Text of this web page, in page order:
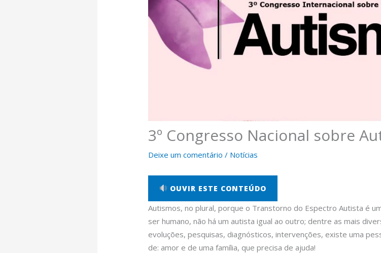
3º Congresso Nacional sobre
Deixe um comentário / Notícias
OUVIR ESTE CONTEÚDO
Autismos, no plural, porque o Transtorno do Espectro Autista é
ser humano, não há um autista igual ao outro; dentre as mais
evoluções, pesquisas, diagnósticos, intervenções, existe uma
de: amor e de uma família, que precisa de ajuda!